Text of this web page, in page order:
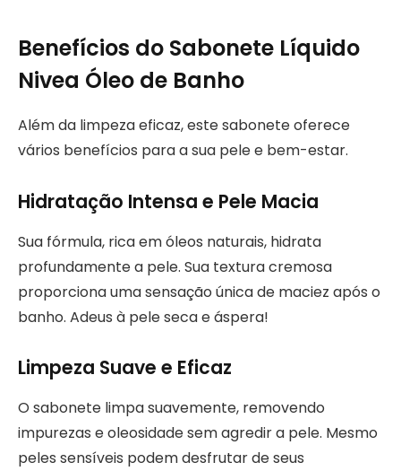
Benefícios do Sabonete Líquido
Nivea Óleo de Banho
Além da limpeza eficaz, este sabonete oferece
vários benefícios para a sua pele e bem-estar.
Hidratação Intensa e Pele Macia
Sua fórmula, rica em óleos naturais, hidrata
profundamente a pele. Sua textura cremosa
proporciona uma sensação única de maciez após o
banho. Adeus à pele seca e áspera!
Limpeza Suave e Eficaz
O sabonete limpa suavemente, removendo
impurezas e oleosidade sem agredir a pele. Mesmo
peles sensíveis podem desfrutar de seus